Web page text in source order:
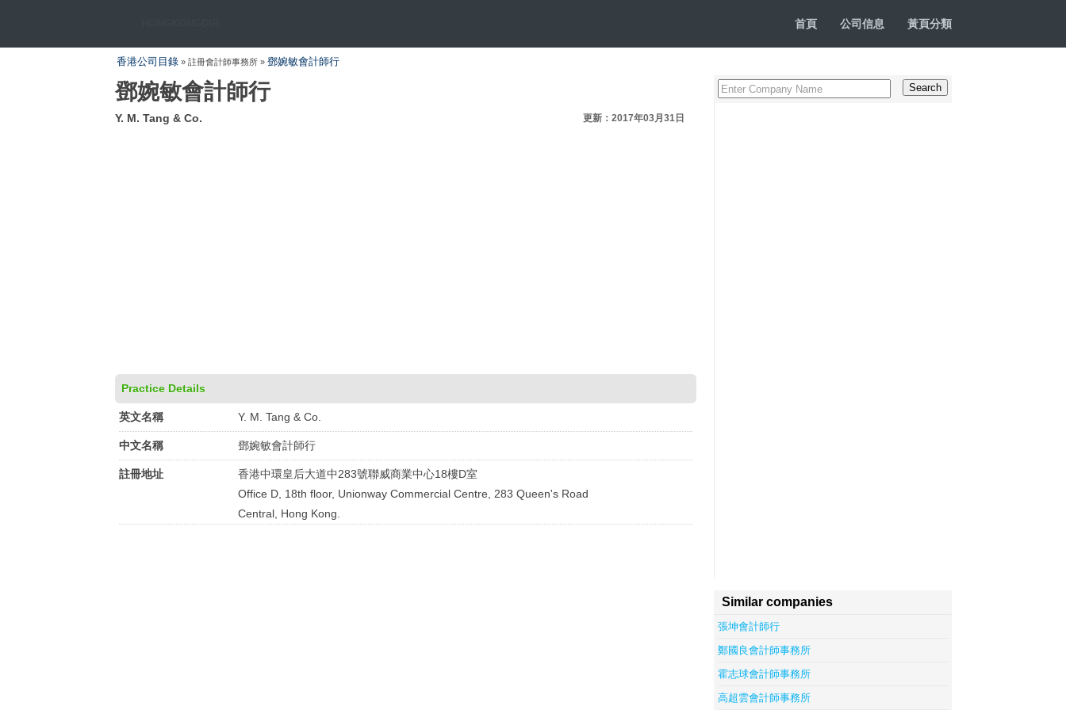
首頁 公司信息 黃頁分類
香港公司目錄 » 註冊會計師事務所 » 鄧婉敏會計師行
鄧婉敏會計師行
Y. M. Tang & Co. 更新：2017年03月31日
Practice Details
英文名稱 Y. M. Tang & Co.
中文名稱 鄧婉敏會計師行
註冊地址
香港中環皇后大道中283號聯威商業中心18樓D室
Office D, 18th floor, Unionway Commercial Centre, 283 Queen's Road
Central, Hong Kong.
Similar companies
張坤會計師行
鄭國良會計師事務所
霍志球會計師事務所
高超雲會計師事務所